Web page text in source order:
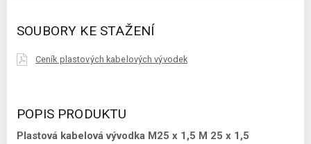
SOUBORY KE STAŽENÍ
Ceník plastových kabelových vývodek
POPIS PRODUKTU
Plastová kabelová vývodka M25 x 1,5 M 25 x 1,5